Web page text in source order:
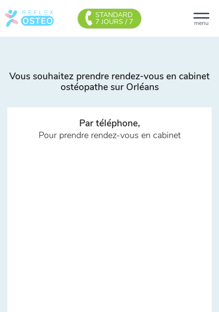
menu
STANDARD
7 JOURS / 7
Vous souhaitez prendre rendez-vous en cabinet
ostéopathe sur Orléans
Par téléphone,
Pour prendre rendez-vous en cabinet